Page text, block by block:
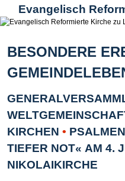
Evangelisch
BESONDERE
KIRCHEN •
TIEFER NOT« AM 4.
NIKOLAIKIRCHE